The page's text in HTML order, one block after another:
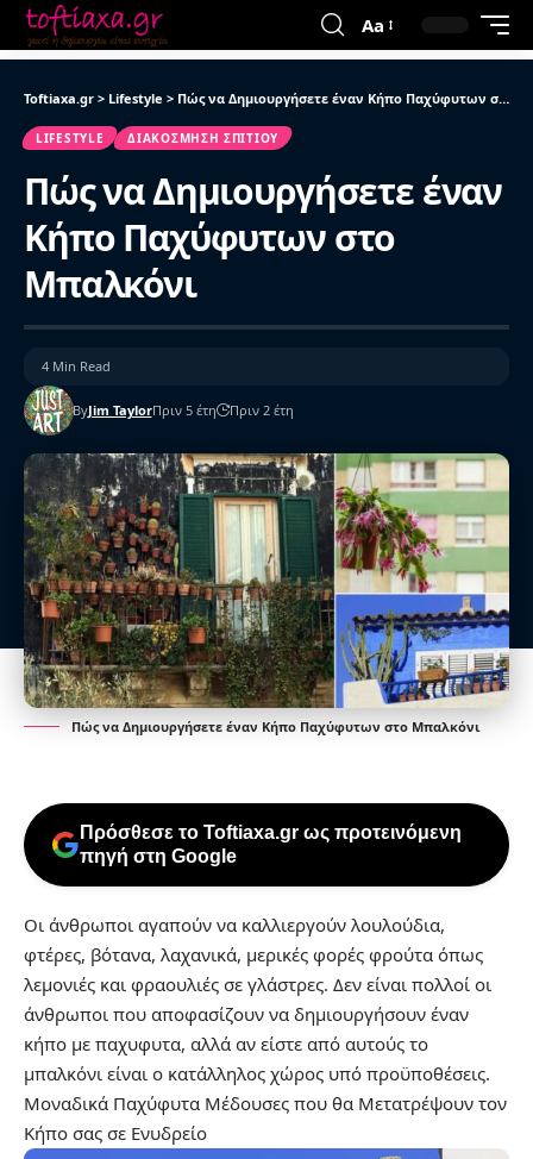
Aa
Toftiaxa.gr > Lifestyle > Πώς να Δημιουργήσετε έναν Κήπο Παχύφυτων στο Μπαλκόνι
LIFESTYLE ΔΙΑΚΌΣΜΗΣΗ ΣΠΙΤΙΟΎ
Πώς να Δημιουργήσετε έναν
Κήπο Παχύφυτων στο
Μπαλκόνι
ByJim TaylorΠριν 5 έτη Πριν 2 έτη
4 Min Read
Πώς να Δημιουργήσετε έναν Κήπο Παχύφυτων στο Μπαλκόνι
Πρόσθεσε το Toftiaxa.gr ως προτεινόμενη
πηγή στη Google
Οι άνθρωποι αγαπούν να καλλιεργούν λουλούδια,
φτέρες, βότανα, λαχανικά, μερικές φορές φρούτα όπως
λεμονιές και φραουλιές σε γλάστρες. Δεν είναι πολλοί οι
άνθρωποι που αποφασίζουν να δημιουργήσουν έναν
κήπο με παχυφυτα, αλλά αν είστε από αυτούς το
μπαλκόνι είναι ο κατάλληλος χώρος υπό προϋποθέσεις.
Μοναδικά Παχύφυτα Μέδουσες που θα Μετατρέψουν τον
Κήπο σας σε Ενυδρείο